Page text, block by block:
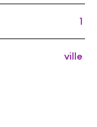
1
ville